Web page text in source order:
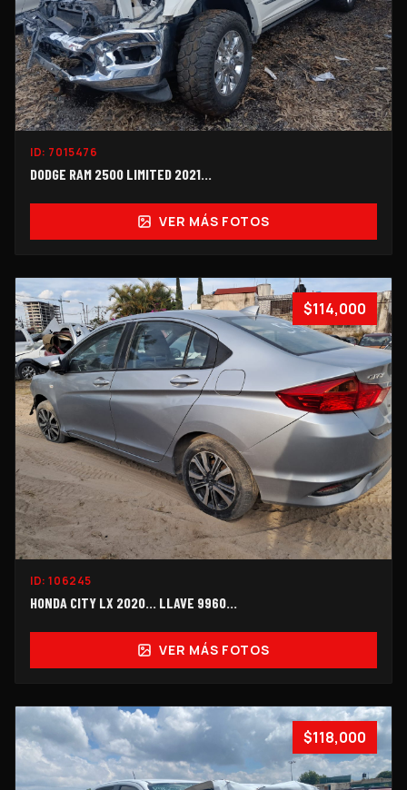
ID: 7015476
DODGE RAM 2500 LIMITED 2021...
VER MÁS FOTOS
$114,000
ID:106245
HONDA CITY LX 2020... LLAVE 9960…
VER MÁS FOTOS
$118,000